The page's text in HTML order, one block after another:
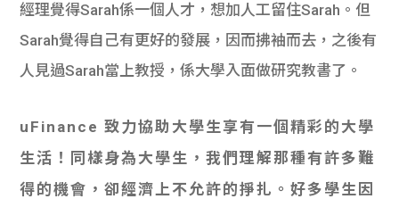
經理覺得Sarah係一個人才，想加人工留住Sarah。但
Sarah覺得自己有更好的發展，因而拂袖而去，之後有
人見過Sarah當上教授，係大學入面做研究教書了。
uFinance 致力協助大學生享有一個精彩的大學
生活！同樣身為大學生，我們理解那種有許多難
得的機會，卻經濟上不允許的掙扎。好多學生因